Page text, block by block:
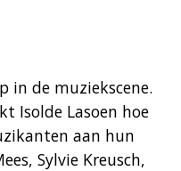
in de muziekscene.
Isolde Lasoen hoe
aan hun
Sylvie Kreusch,